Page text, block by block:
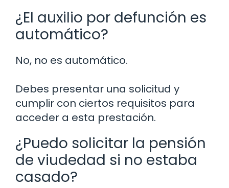
¿El auxilio por defunción es
automático?
No, no es automático.
Debes presentar una solicitud y
cumplir con ciertos requisitos para
acceder a esta prestación.
¿Puedo solicitar la pensión
de viudedad si no estaba
casado?